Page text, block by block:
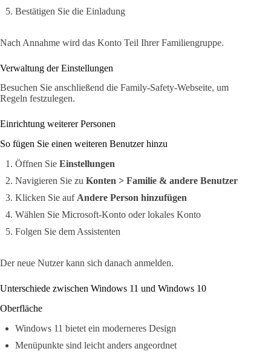
Bestätigen Sie die Einladung
Nach Annahme wird das Konto Teil Ihrer Familiengruppe.
Verwaltung der Einstellungen
Besuchen Sie anschließend die Family-Safety-Webseite, um
Regeln festzulegen.
Einrichtung weiterer Personen
So fügen Sie einen weiteren Benutzer hinzu
Öffnen Sie Einstellungen
Navigieren Sie zu Konten > Familie & andere Benutzer
Klicken Sie auf Andere Person hinzufügen
Wählen Sie Microsoft-Konto oder lokales Konto
Folgen Sie dem Assistenten
Der neue Nutzer kann sich danach anmelden.
Unterschiede zwischen Windows 11 und Windows 10
Oberfläche
Windows 11 bietet ein moderneres Design
Menüpunkte sind leicht anders angeordnet